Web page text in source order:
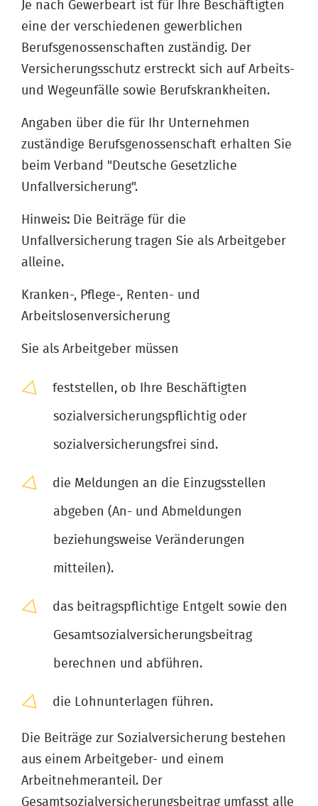
Je nach Gewerbeart ist für Ihre Beschäftigten
eine der verschiedenen gewerblichen
Berufsgenossenschaften zuständig. Der
Versicherungsschutz erstreckt sich auf Arbeits-
und Wegeunfälle sowie Berufskrankheiten.
Angaben über die für Ihr Unternehmen
zuständige Berufsgenossenschaft erhalten Sie
beim Verband "Deutsche Gesetzliche
Unfallversicherung".
Hinweis: Die Beiträge für die
Unfallversicherung tragen Sie als Arbeitgeber
alleine.
Kranken-, Pflege-, Renten- und
Arbeitslosenversicherung
Sie als Arbeitgeber müssen
feststellen, ob Ihre Beschäftigten
sozialversicherungspflichtig oder
sozialversicherungsfrei sind.
die Meldungen an die Einzugsstellen
abgeben (An- und Abmeldungen
beziehungsweise Veränderungen
mitteilen).
das beitragspflichtige Entgelt sowie den
Gesamtsozialversicherungsbeitrag
berechnen und abführen.
die Lohnunterlagen führen.
Die Beiträge zur Sozialversicherung bestehen
aus einem Arbeitgeber- und einem
Arbeitnehmeranteil. Der
Gesamtsozialversicherungsbeitrag umfasst alle